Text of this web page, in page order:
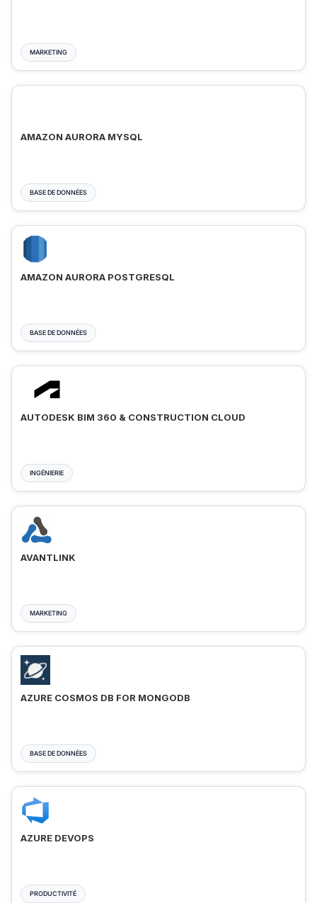
MARKETING
AMAZON AURORA MYSQL
BASE DE DONNÉES
AMAZON AURORA POSTGRESQL
BASE DE DONNÉES
AUTODESK BIM 360 & CONSTRUCTION CLOUD
INGÉNIERIE
AVANTLINK
MARKETING
AZURE COSMOS DB FOR MONGODB
BASE DE DONNÉES
AZURE DEVOPS
PRODUCTIVITÉ